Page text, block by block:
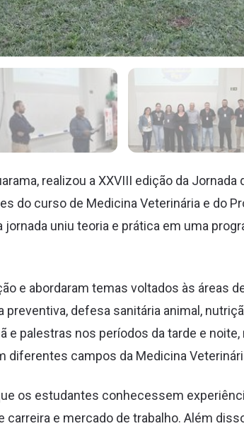
realizou a XXVIII edição da Jornada
do curso de Medicina Veterinária e do
uniu teoria e prática em uma
e abordaram temas voltados às áreas
defesa sanitária animal,
e palestras nos períodos da tarde e
campos da Medicina
os estudantes conhecessem
e mercado de trabalho. Além